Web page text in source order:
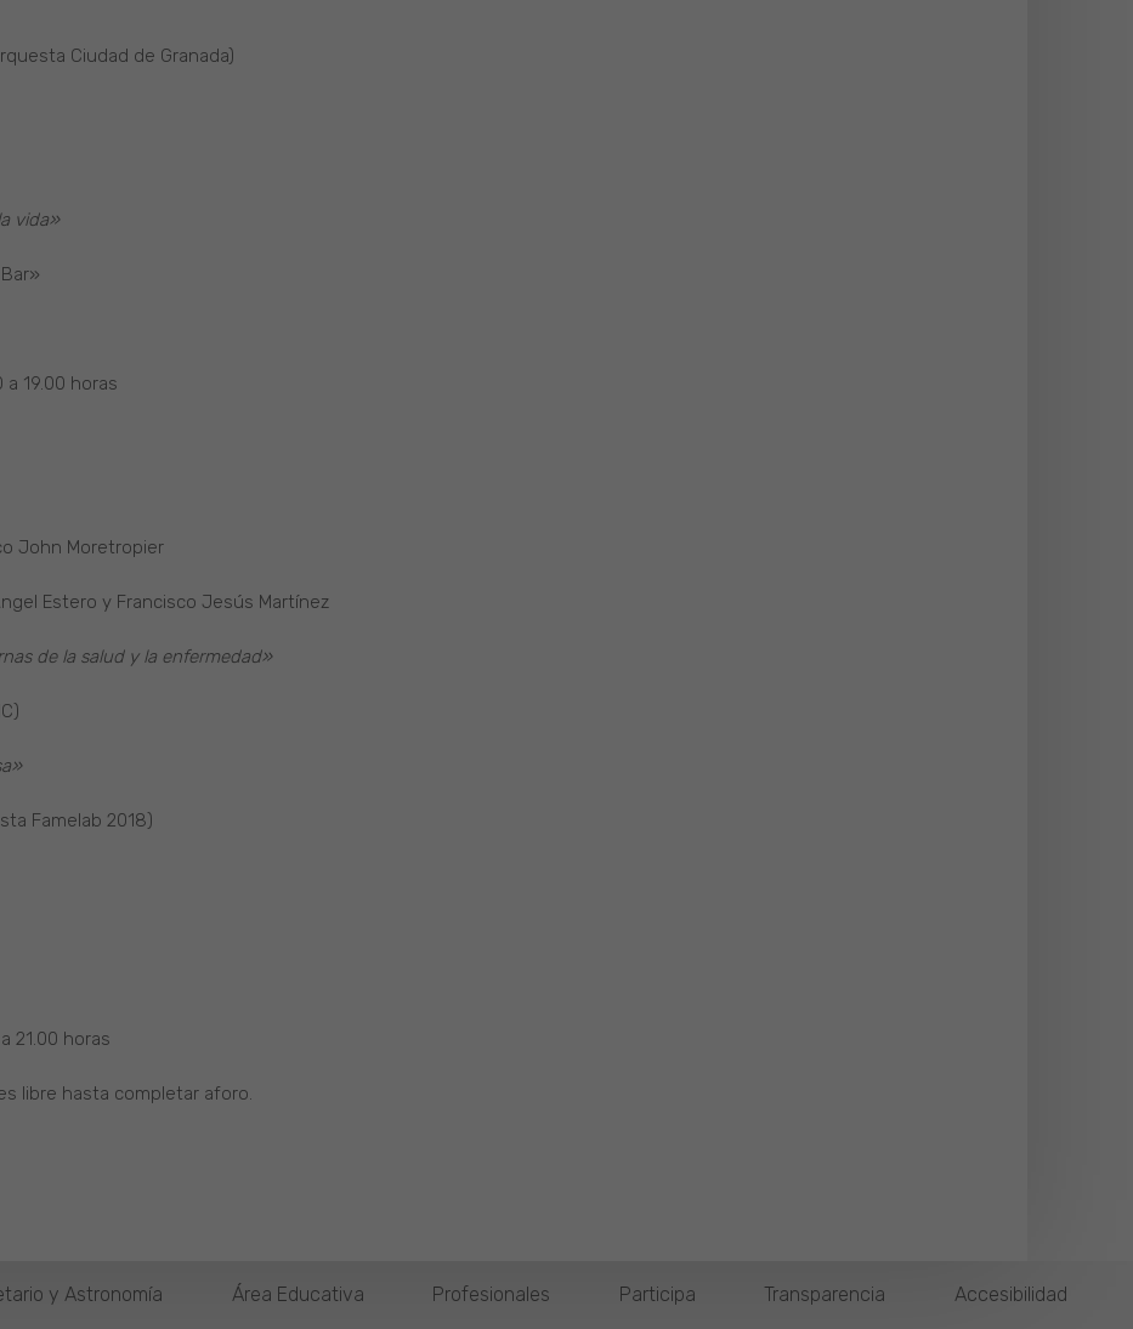
Ciudad de Granada)
vida»
a 19.00 horas
John Moretropier
Estero y Francisco Jesús Martínez
de la salud y la enfermedad»
Famelab 2018)
21.00 horas
libre hasta completar aforo.
y Astronomía Área Educativa Profesionales Participa Transparencia Accesibilidad